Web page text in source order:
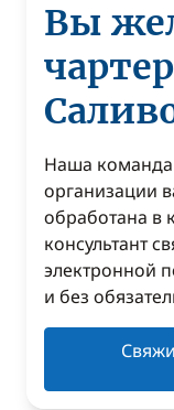
Вы
Наша команда
организации
обработана в
консультант
электронной
и без